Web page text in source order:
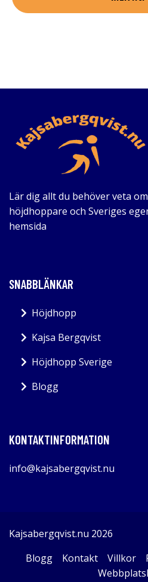
Lär dig allt du behöver veta
höjdhoppare och Sveriges
hemsida
SNABBLÄNKAR
Höjdhopp
Kajsa Bergqvist
Höjdhopp Sverige
Blogg
KONTAKTINFORMATION
info@kajsabergqvist.nu
Kajsabergqvist.nu 2026
Blogg
Kontakt Villkor